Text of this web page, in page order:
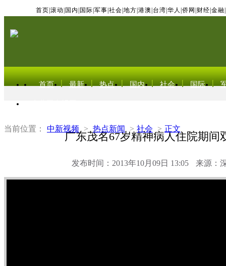
首页 滚动 国内 国际 军事 社会 地方 港澳 台湾 华人 侨网 财经 金融
首页 最新 热点 国内 社会 国际
当前位置： 中新视频 > 热点新闻 > 社会 > 正文
广东茂名67岁精神病人住院期间
发布时间：2013年10月09日 13:05 来源：